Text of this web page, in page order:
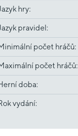
hry:
pravidel:
počet hráčů:
počet hráčů:
doba:
vydání: